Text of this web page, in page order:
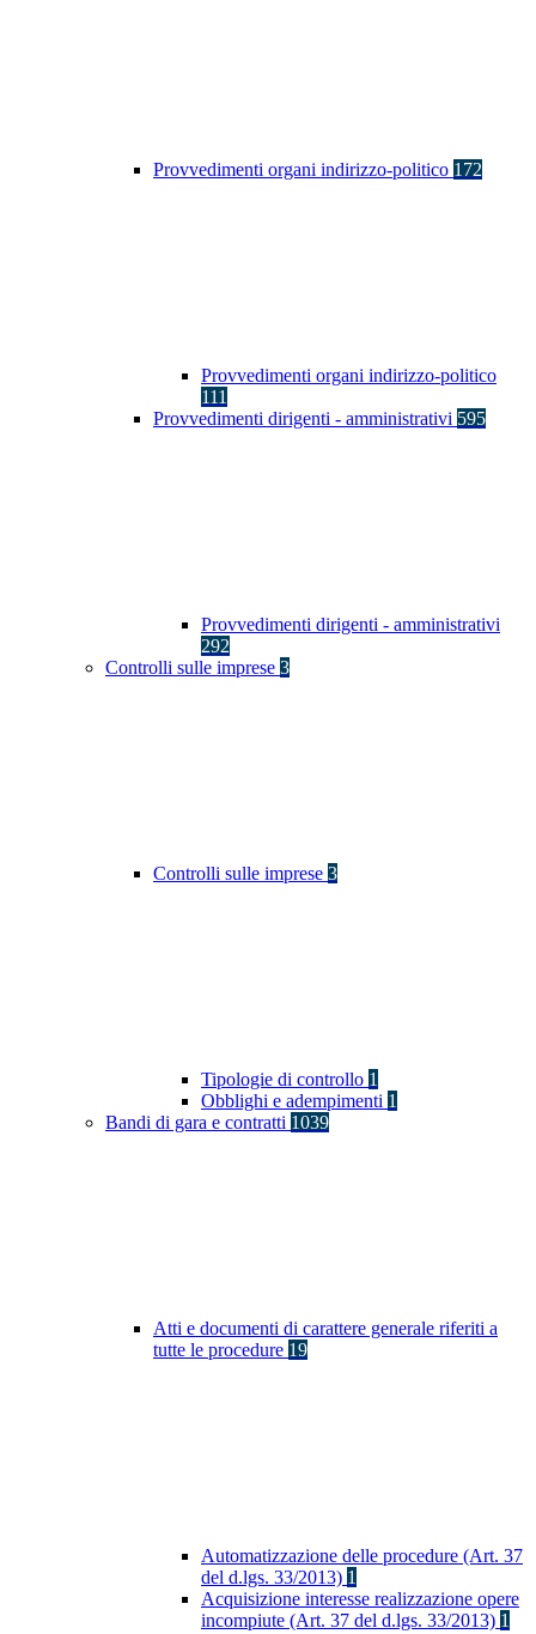
Provvedimenti organi indirizzo-politico 172
Provvedimenti organi indirizzo-politico
111
Provvedimenti dirigenti - amministrativi 595
Provvedimenti dirigenti - amministrativi
292
Controlli sulle imprese 3
Controlli sulle imprese 3
Tipologie di controllo 1
Obblighi e adempimenti 1
Bandi di gara e contratti 1039
Atti e documenti di carattere generale riferiti a
tutte le procedure 19
Automatizzazione delle procedure (Art. 37
del d.lgs. 33/2013) 1
Acquisizione interesse realizzazione opere
incompiute (Art. 37 del d.lgs. 33/2013) 1